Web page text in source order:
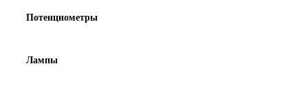
Потенциометры
Лампы